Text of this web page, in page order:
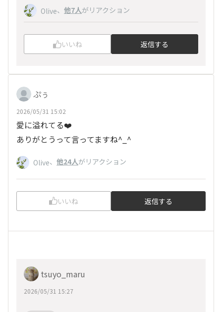
Olive、 他7人がリアクション
いいね 返信する
ぷぅ
2026/05/31 15:02
愛に溢れてる❤️
ありがとうって言ってますね^_^
Olive、 他24人がリアクション
いいね 返信する
tsuyo_maru
2026/05/31 15:27